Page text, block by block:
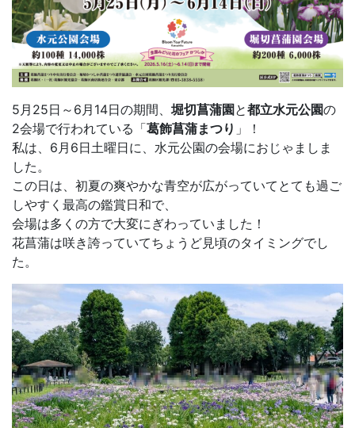
5月25日～6月14日の期間、 堀切菖蒲園と都立水元公園の
2会場で行われている「葛飾菖蒲まつり 」！
私は、6月6日土曜日に、水元公園の会場におじゃましま
した。
この日は、初夏の爽やかな青空が広がっていてとても過ご
しやすく最高の鑑賞日和で、
会場は多くの方で大変にぎわっていました！
花菖蒲は咲き誇っていてちょうど見頃のタイミングでし
た。